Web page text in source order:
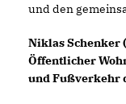
und den
Niklas Schenker
Öffentlicher
und Fußverkehr